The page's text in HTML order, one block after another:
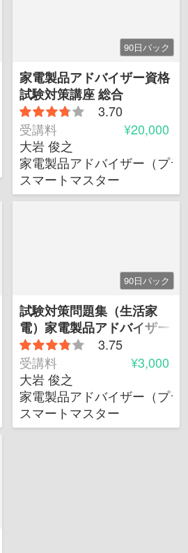
楽学士
90日パック
家電製品アドバイザー資格
試験対策講座 総合
3.70
受講料
¥20,000
大岩 俊之
家電製品アドバイザー（プラ
スマートマスター
チナグレード）
90日パック
試験対策問題集（生活家
電）家電製品アドバイザー
3.75
受講料
¥3,000
大岩 俊之
家電製品アドバイザー（プラ
スマートマスター